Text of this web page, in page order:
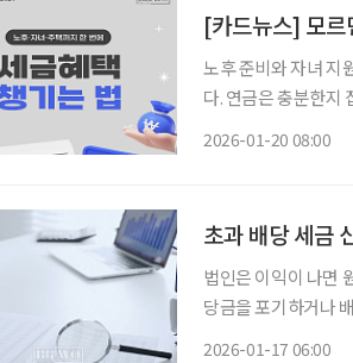
[카드뉴스] 모
노후 준비와 자녀 지
다. 연금은 충분한지
2026-01-20 08:00
초과 배당 세금
법인은 이익이 나면
당금을 포기하거나
2026-01-17 06:00